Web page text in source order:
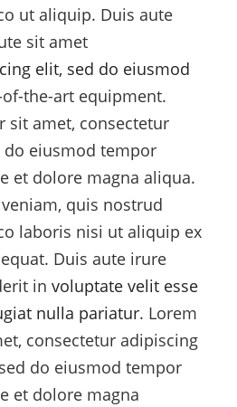
ut aliquip. Duis aute
sit amet
elit, sed do eiusmod
the-art equipment.
sit amet, consectetur
do eiusmod tempor
et dolore magna aliqua.
quis nostrud
laboris nisi ut aliquip ex
Duis aute irure
in voluptate velit esse
nulla pariatur. Lorem
consectetur adipiscing
do eiusmod tempor
et dolore magna